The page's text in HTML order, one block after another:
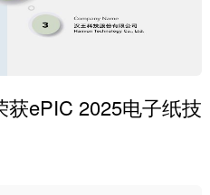
ePIC 2025电子纸技